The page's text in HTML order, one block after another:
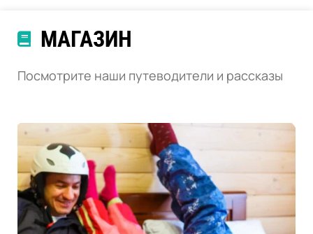
МАГАЗИН
Посмотрите наши путеводители и рассказы